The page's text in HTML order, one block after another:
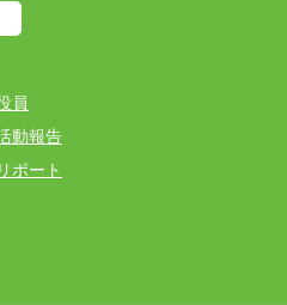
員
動報告
ポート